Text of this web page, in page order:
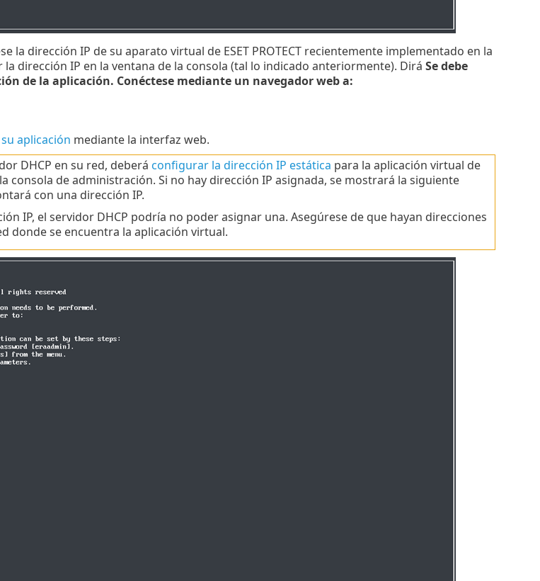
la dirección IP de su aparato virtual de ESET PROTECT recientemente implementado en la
la dirección IP en la ventana de la consola (tal lo indicado anteriormente). Dirá Se debe
de la aplicación. Conéctese mediante un navegador web a:
aplicación mediante la interfaz web.
DHCP en su red, deberá configurar la dirección IP estática para la aplicación virtual de
la consola de administración. Si no hay dirección IP asignada, se mostrará la siguiente
con una dirección IP.
IP, el servidor DHCP podría no poder asignar una. Asegúrese de que hayan direcciones
donde se encuentra la aplicación virtual.